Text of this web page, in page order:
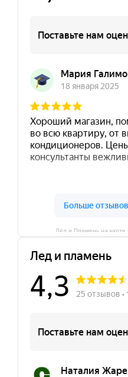
Лёд и Пламень на